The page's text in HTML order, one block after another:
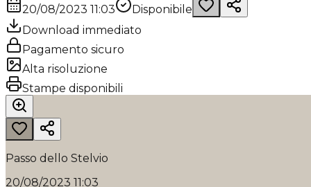
20/08/2023 11:03
Disponibile
Download immediato
Pagamento sicuro
Alta risoluzione
Stampe disponibili
Passo dello Stelvio
20/08/2023 11:03